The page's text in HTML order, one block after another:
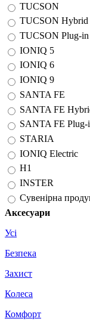
TUCSON
TUCSON Hybrid
TUCSON Plug-in
IONIQ 5
IONIQ 6
IONIQ 9
SANTA FE
SANTA FE
SANTA FE Plug-
STARIA
IONIQ Electric
H1
INSTER
Сувенірна
Аксесуари
Усі
Безпека
Захист
Колеса
Комфорт